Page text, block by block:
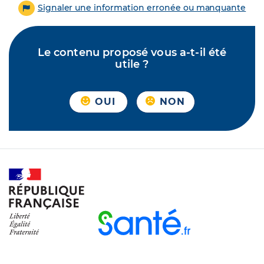
Signaler une information erronée ou manquante
Le contenu proposé vous a-t-il été
utile ?
OUI NON